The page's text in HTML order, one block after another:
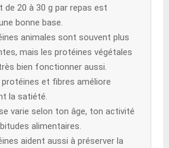
de 20 à 30 g par repas est
bonne base.
animales sont souvent plus
mais les protéines végétales
bien fonctionner aussi.
et fibres améliore
la satiété.
varie selon ton âge, ton activité
alimentaires.
aident aussi à préserver la